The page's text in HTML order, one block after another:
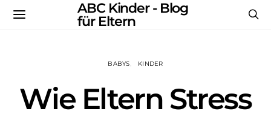
ABC Kinder - Blog
für Eltern
BABYS KINDER
Wie Eltern Stress